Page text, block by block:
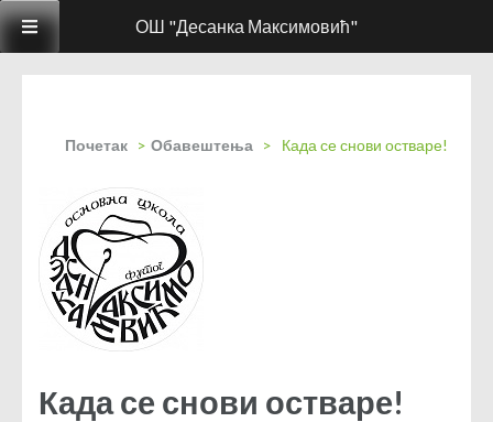
Почетак > Обавештења > Када се снови остваре!
Када се снови остваре!
ОШ "Десанка Максимовић"